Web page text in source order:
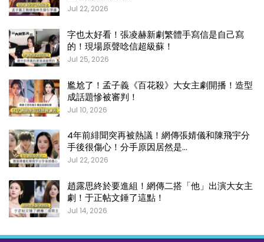
Jul 22, 2026
字也太好看！張凌赫新劇繁體手寫信是自己寫
的！現場原聲唸信超級蘇！
Jul 25, 2026
尷尬了！孟子義《百花殺》大女主劇開播！造型
成話題慘被審判！
Jul 10, 2026
4年前緋聞突再被熱議！網傳張婧儀和陳飛宇分
手後很傷心！分手原因居然是…
Jul 22, 2026
趙露思終於要進組！網傳二搭「他」出演大女主
劇！于正帖文錘了這點！
Jul 14, 2026